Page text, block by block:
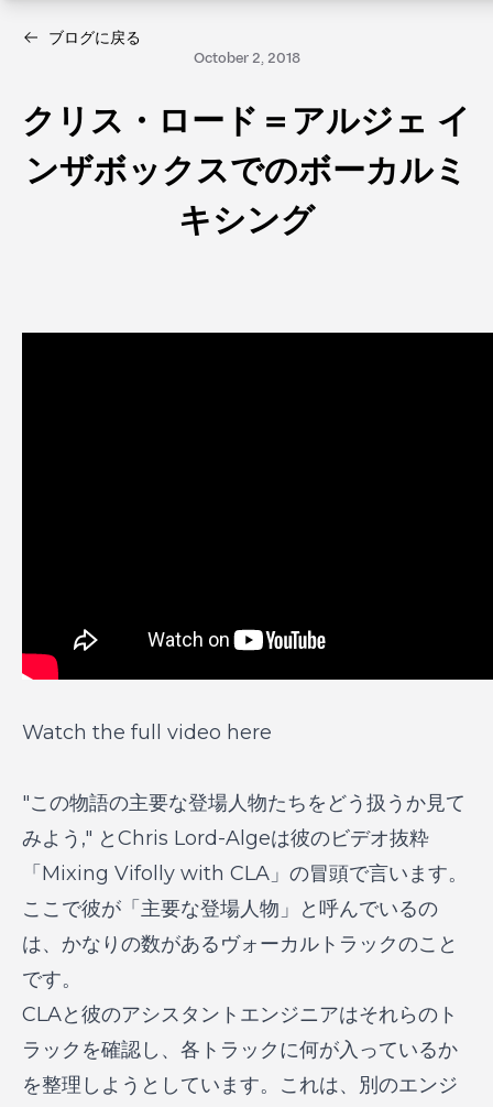
ブログに戻る
October 2, 2018
クリス・ロード＝アルジェ イ
ンザボックスでのボーカルミ
キシング
Watch the full video here
"この物語の主要な登場人物たちをどう扱うか見て
みよう," とChris Lord-Algeは彼のビデオ抜粋
「Mixing Vifolly with CLA」の冒頭で言います。
ここで彼が「主要な登場人物」と呼んでいるの
は、かなりの数があるヴォーカルトラックのこと
です。
CLAと彼のアシスタントエンジニアはそれらのト
ラックを確認し、各トラックに何が入っているか
を整理しようとしています。これは、別のエンジ